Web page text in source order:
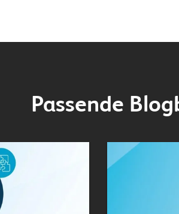
Passende